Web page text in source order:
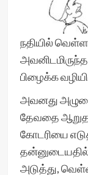
நதியில்
பிழைக்க
அவனது
தேவதை ஆறுதல்
கோடரியை
அடுத்து,